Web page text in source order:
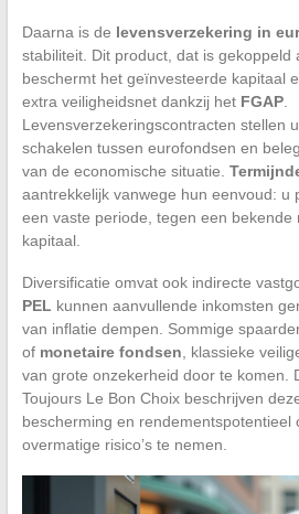
Daarna is de levensverzekering in
stabiliteit. Dit product, dat is gekoppeld
beschermt het geïnvesteerde kapitaal
extra veiligheidsnet dankzij het FGAP.
Levensverzekeringscontracten stellen
schakelen tussen eurofondsen en
van de economische situatie.
aantrekkelijk vanwege hun eenvoud: u
een vaste periode, tegen een
kapitaal.
Diversificatie omvat ook indirecte
PEL kunnen aanvullende inkomsten
van inflatie dempen. Sommige
of monetaire fondsen , klassieke
van grote onzekerheid door te komen.
Toujours Le Bon Choix beschrijven
bescherming en rendementspotentieel
overmatige risico’s te nemen.